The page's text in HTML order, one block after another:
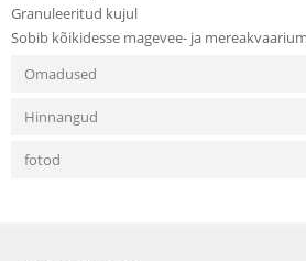
Granuleeritud kujul
Sobib kõikidesse magevee- ja
Omadused
Hinnangud
fotod